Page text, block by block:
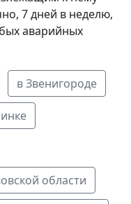
7 дней в неделю,
аварийных
в Звенигороде
области